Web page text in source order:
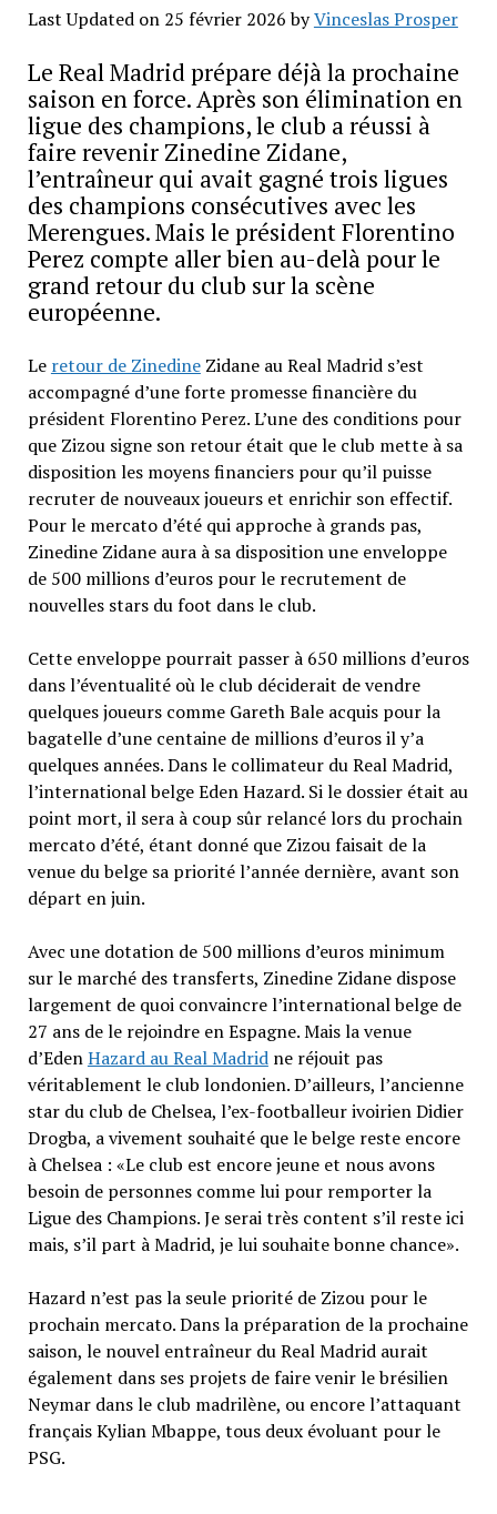
Last Updated on 25 février 2026 byVinceslas Prosper
Le Real Madrid prépare déjà la prochaine
saison en force. Après son élimination en
ligue des champions, le club a réussi à
faire revenir Zinedine Zidane,
l’entraîneur qui avait gagné trois ligues
des champions consécutives avec les
Merengues. Mais le président Florentino
Perez compte aller bien au-delà pour le
grand retour du club sur la scène
européenne.
Le retour de ZinedineZidane au Real Madrid s’est
accompagné d’une forte promesse financière du
président Florentino Perez. L’une des conditions pour
que Zizou signe son retour était que le club mette à sa
disposition les moyens financiers pour qu’il puisse
recruter de nouveaux joueurs et enrichir son effectif.
Pour le mercato d’été qui approche à grands pas,
Zinedine Zidane aura à sa disposition une enveloppe
de 500 millions d’euros pour le recrutement de
nouvelles stars du foot dans le club.
Cette enveloppe pourrait passer à 650 millions d’euros
dans l’éventualité où le club déciderait de vendre
quelques joueurs comme Gareth Bale acquis pour la
bagatelle d’une centaine de millions d’euros il y’a
quelques années. Dans le collimateur du Real Madrid,
l’international belge Eden Hazard. Si le dossier était au
point mort, il sera à coup sûr relancé lors du prochain
mercato d’été, étant donné que Zizou faisait de la
venue du belge sa priorité l’année dernière, avant son
départ en juin.
Avec une dotation de 500 millions d’euros minimum
sur le marché des transferts, Zinedine Zidane dispose
largement de quoi convaincre l’international belge de
27 ans de le rejoindre en Espagne. Mais la venue
d’EdenHazard au Real Madridne réjouit pas
véritablement le club londonien. D’ailleurs, l’ancienne
star du club de Chelsea, l’ex-footballeur ivoirien Didier
Drogba, a vivement souhaité que le belge reste encore
à Chelsea : «Le club est encore jeune et nous avons
besoin de personnes comme lui pour remporter la
Ligue des Champions. Je serai très content s’il reste ici
mais, s’il part à Madrid, je lui souhaite bonne chance».
Hazard n’est pas la seule priorité de Zizou pour le
prochain mercato. Dans la préparation de la prochaine
saison, le nouvel entraîneur du Real Madrid aurait
également dans ses projets de faire venir le brésilien
Neymar dans le club madrilène, ou encore l’attaquant
français Kylian Mbappe, tous deux évoluant pour le
PSG.